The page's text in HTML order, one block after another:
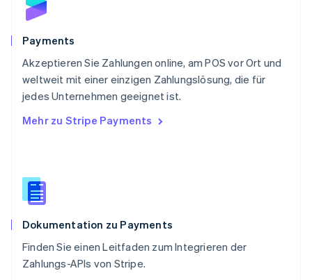
Payments
Akzeptieren Sie Zahlungen online, am POS vor Ort und
weltweit mit einer einzigen Zahlungslösung, die für
jedes Unternehmen geeignet ist.
Mehr zu Stripe Payments
Dokumentation zu Payments
Finden Sie einen Leitfaden zum Integrieren der
Zahlungs-APIs von Stripe.
Schweden
Schweiz
Singapur
English简体中文
Slowakei
Slowenien
English
Spanien
Thailand
Tschechische Republik
English